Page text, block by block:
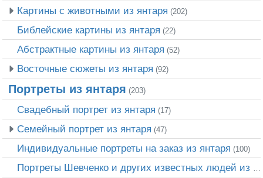
Картины с животными из янтаря (202)
Библейские картины из янтаря (22)
Абстрактные картины из янтаря (52)
Восточные сюжеты из янтаря (92)
Портреты из янтаря (203)
Свадебный портрет из янтаря (17)
Семейный портрет из янтаря (47)
Индивидуальные портреты на заказ из янтаря (100)
Портреты Шевченко и других известных людей из янтаря